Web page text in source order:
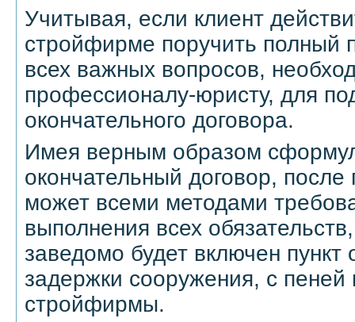
Учитывая, если клиент
стройфирме поручить полный
всех важных вопросов,
профессионалу-юристу, для
окончательного договора.
Имея верным образом
окончательный договор, после
может всеми методами
выполнения всех
заведомо будет включен пункт
задержки сооружения, с пеней
стройфирмы.